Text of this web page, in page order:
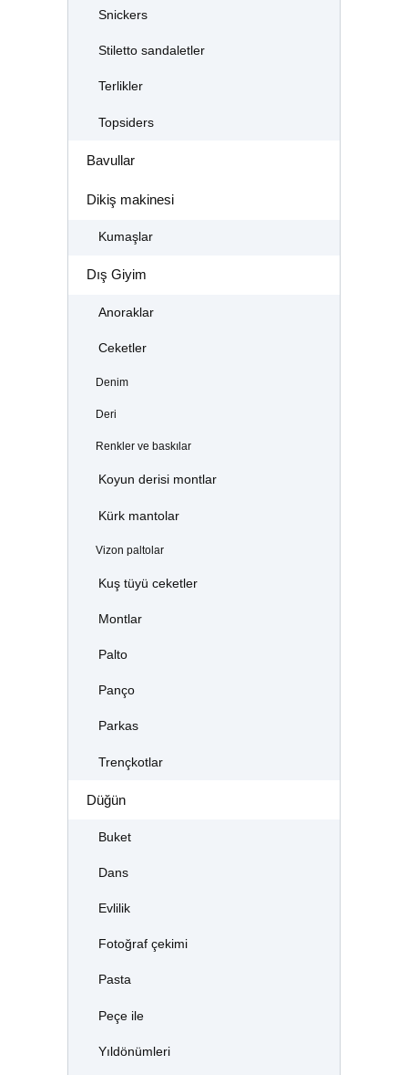
Snickers
Stiletto sandaletler
Terlikler
Topsiders
Bavullar
Dikiş makinesi
Kumaşlar
Dış Giyim
Anoraklar
Ceketler
Denim
Deri
Renkler ve baskılar
Koyun derisi montlar
Kürk mantolar
Vizon paltolar
Kuş tüyü ceketler
Montlar
Palto
Panço
Parkas
Trençkotlar
Düğün
Buket
Dans
Evlilik
Fotoğraf çekimi
Pasta
Peçe ile
Yıldönümleri